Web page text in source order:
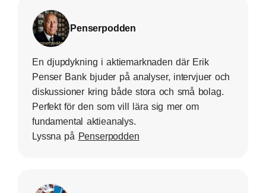
Penserpodden
En djupdykning i aktiemarknaden där Erik
Penser Bank bjuder på analyser, intervjuer och
diskussioner kring både stora och små bolag.
Perfekt för den som vill lära sig mer om
fundamental aktieanalys.
Lyssna på Penserpodden